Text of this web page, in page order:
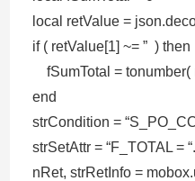
local retValue =
if ( retValue[1] ~= ” ) then
fSumTotal = tonumber(
end
strCondition =
strSetAttr = “F_TOTAL =
nRet, strRetInfo =